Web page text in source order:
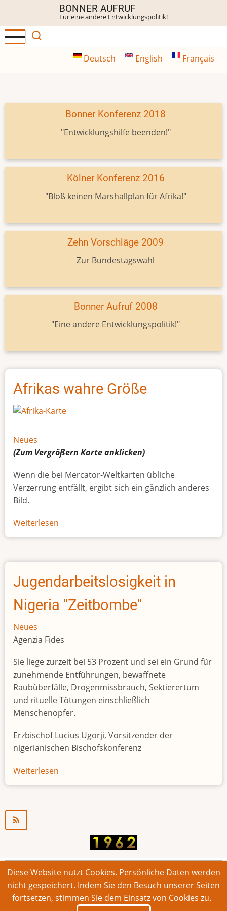
Inhalt
BONNER AUFRUF
Für eine andere Entwicklungspolitik!
Deutsch English Français
Bonner Konferenz 2018
"Entwicklungshilfe beenden!"
Kölner Konferenz 2016
"Bloß keinen Marshallplan für Afrika!"
Zehn Vorschläge 2009
Zur Bundestagswahl
Bonner Aufruf 2008
"Eine andere Entwicklungspolitik!"
Afrikas wahre Größe
Neues
(Zum Vergrößern Karteanklicken)
Wenn die bei Mercator-Weltkarten übliche
Verzerrung entfällt, ergibt sich ein gänzlich anderes
Bild.
Weiterlesen
Afrikas
Größe
Jugendarbeitslosigkeit in
Nigeria "Zeitbombe"
Neues
Agenzia Fides
Sie liege zurzeit bei 53 Prozent und sei ein Grund für
zunehmende Entführungen, bewaffnete
Raubüberfälle, Drogenmissbrauch, Sektierertum
und rituelle Tötungen einschließlich
Menschenopfer.
Erzbischof Lucius Ugorji, Vorsitzender der
nigerianischen Bischofskonferenz
Weiterlesen
Jugendarbeitslosigkeit
© 2026 Bonner Aufruf. Alle Rechte vorbehalten.
Footer
Impressum Kontakt Intern
Diese Website nutzt Cookies. Persönliche Daten werden
nicht gespeichert. Indem Sie den Besuch unserer Seiten
fortsetzen, stimmen Sie dem Einsatz von Cookies zu.